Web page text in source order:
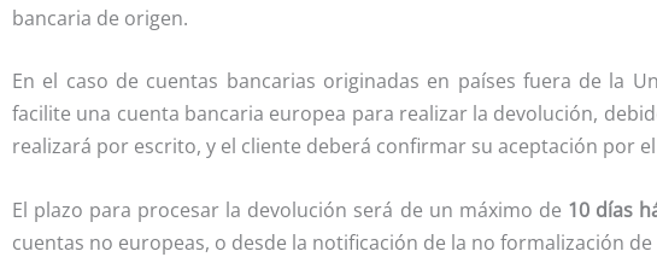
bancaria de origen.
En el caso de cuentas bancarias originadas en países fuera de la
facilite una cuenta bancaria europea para realizar la devolución,
realizará por escrito, y el cliente deberá confirmar su aceptación por
El plazo para procesar la devolución será de un máximo de 10 días
cuentas no europeas, o desde la notificación de la no formalización